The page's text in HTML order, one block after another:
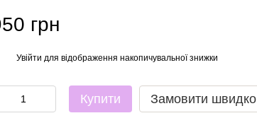
грн
Увійти для відображення накопичувальної знижки
Купити Замовити швидко